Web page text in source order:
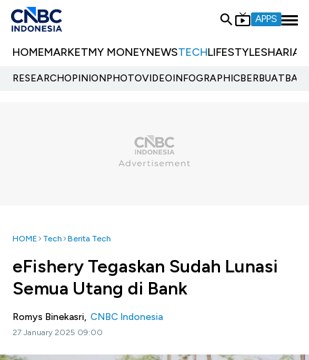
APPS
HOMEMARKETMY MONEYNEWSTECHLIFESTYLESHARIA
RESEARCHOPINIONPHOTOVIDEOINFOGRAPHIC
HOME Tech Berita Tech
eFishery Tegaskan Sudah Lunasi
Semua Utang di Bank
Romys Binekasri, CNBC Indonesia
27 January 2025 09:00